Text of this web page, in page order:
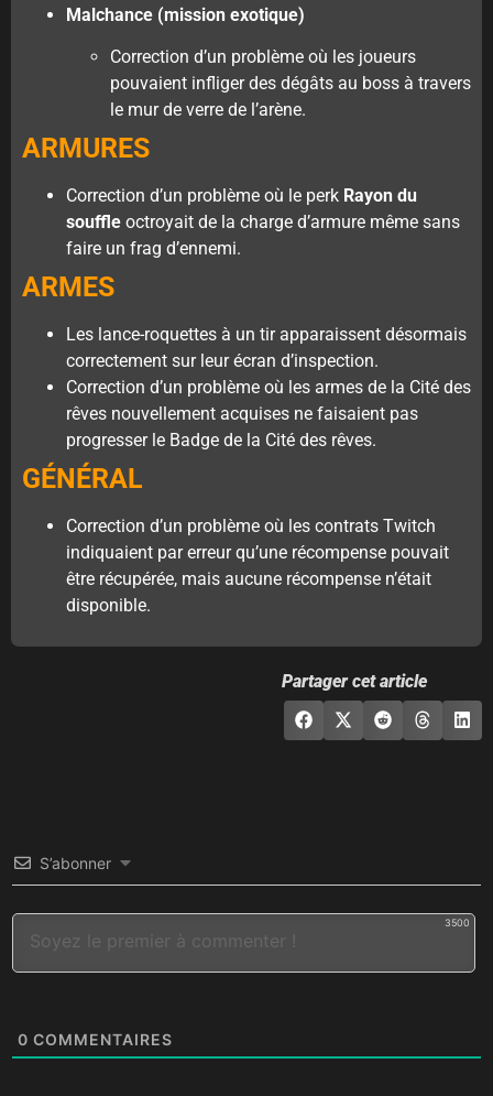
Malchance (mission exotique)
Correction d’un problème où les joueurs
pouvaient infliger des dégâts au boss à travers
le mur de verre de l’arène.
ARMURES
Correction d’un problème où le perk Rayon du
souffle octroyait de la charge d’armure même sans
faire un frag d’ennemi.
ARMES
Les lance-roquettes à un tir apparaissent désormais
correctement sur leur écran d’inspection.
Correction d’un problème où les armes de la Cité des
rêves nouvellement acquises ne faisaient pas
progresser le Badge de la Cité des rêves.
GÉNÉRAL
Correction d’un problème où les contrats Twitch
indiquaient par erreur qu’une récompense pouvait
être récupérée, mais aucune récompense n’était
disponible.
Partager cet article
S’abonner
3500
0 COMMENTAIRES